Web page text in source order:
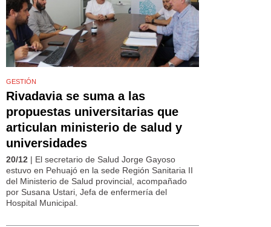
GESTIÓN
Rivadavia se suma a las
propuestas universitarias que
articulan ministerio de salud y
universidades
20/12 | El secretario de Salud Jorge Gayoso
estuvo en Pehuajó en la sede Región Sanitaria II
del Ministerio de Salud provincial, acompañado
por Susana Ustari, Jefa de enfermería del
Hospital Municipal.